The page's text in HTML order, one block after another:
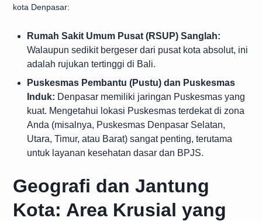
kota Denpasar:
Rumah Sakit Umum Pusat (RSUP) Sanglah:
Walaupun sedikit bergeser dari pusat kota absolut, ini
adalah rujukan tertinggi di Bali.
Puskesmas Pembantu (Pustu) dan Puskesmas
Induk: Denpasar memiliki jaringan Puskesmas yang
kuat. Mengetahui lokasi Puskesmas terdekat di zona
Anda (misalnya, Puskesmas Denpasar Selatan,
Utara, Timur, atau Barat) sangat penting, terutama
untuk layanan kesehatan dasar dan BPJS.
Geografi dan Jantung
Kota: Area Krusial yang